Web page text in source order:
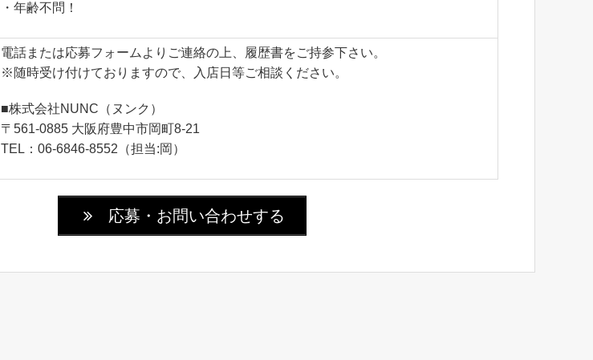
・年齢不問！
電話または応募フォームよりご連絡の上、履歴書をご持参下さい。
※随時受け付けておりますので、入店日等ご相談ください。
■株式会社NUNC（ヌンク）
〒561-0885 大阪府豊中市岡町8-21
TEL：06-6846-8552（担当:岡）
応募・お問い合わせする